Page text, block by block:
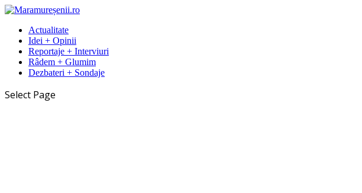
Actualitate
Idei + Opinii
Reportaje + Interviuri
Râdem + Glumim
Dezbateri + Sondaje
Select Page